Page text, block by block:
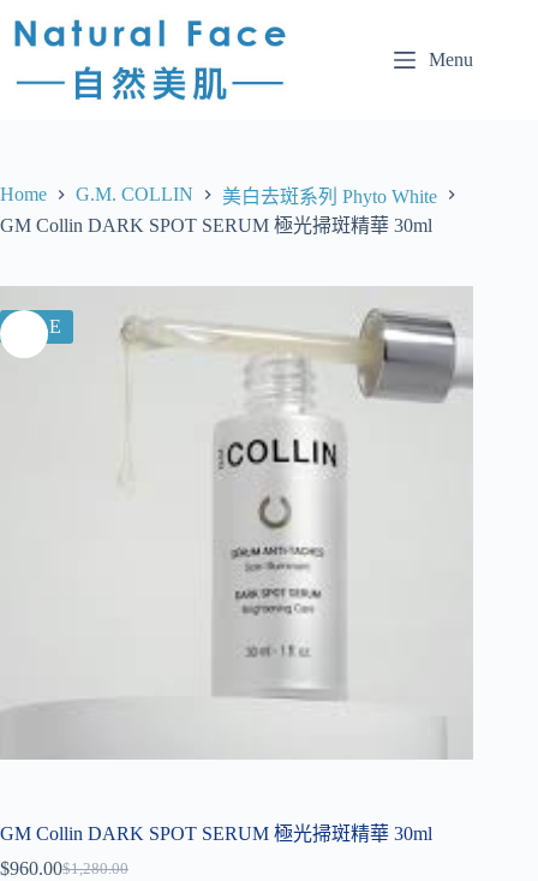
Menu
Home G.M. COLLIN
美白去斑系列 Phyto White
GM Collin DARK SPOT SERUM 極光掃斑精華 30ml
SALE
GM Collin DARK SPOT SERUM 極光掃斑精華 30ml
$1,280.00
$960.00